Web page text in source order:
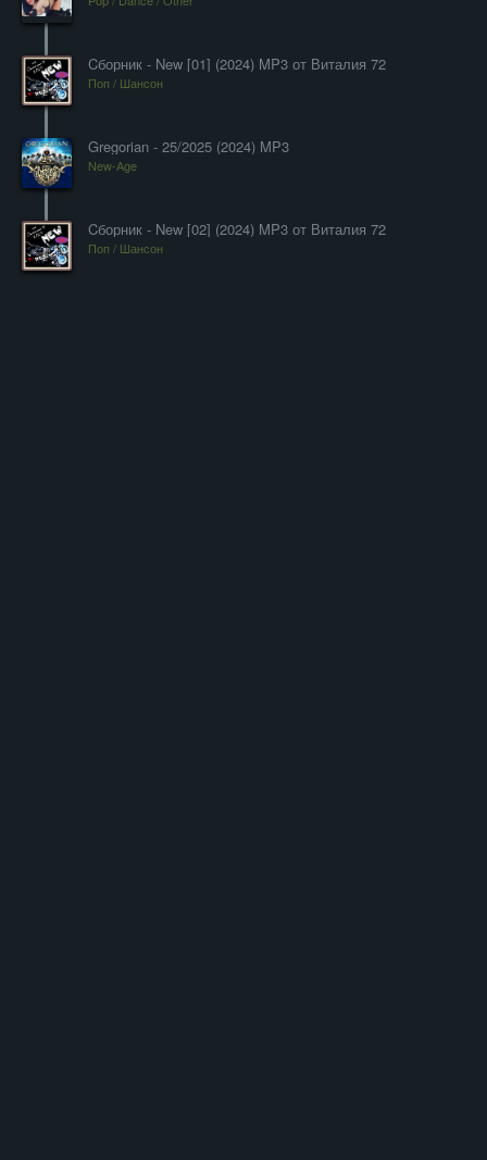
Cборник - New [01] (2024) MP3 от Виталия 72
Поп / Шансон
Gregorian - 25/2025 (2024) MP3
New-Age
Cборник - New [02] (2024) MP3 от Виталия 72
Поп / Шансон